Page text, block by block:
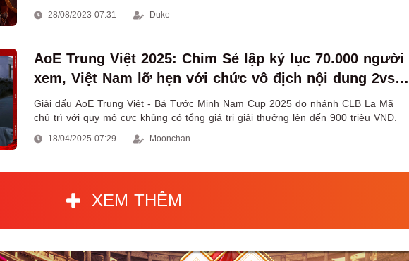
28/08/2023 07:31 Duke
AoE Trung Việt 2025: Chim Sẻ lập kỷ lục 70.000 người
xem, Việt Nam lỡ hẹn với chức vô địch nội dung 2vs2
Shang
Giải đấu AoE Trung Việt - Bá Tước Minh Nam Cup 2025 do nhánh CLB La Mã
chủ trì với quy mô cực khủng có tổng giá trị giải thưởng lên đến 900 triệu VNĐ.
18/04/2025 07:29 Moonchan
XEM THÊM